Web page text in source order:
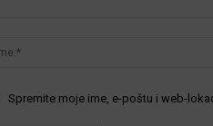
Spremite moje ime, e-poštu i web-